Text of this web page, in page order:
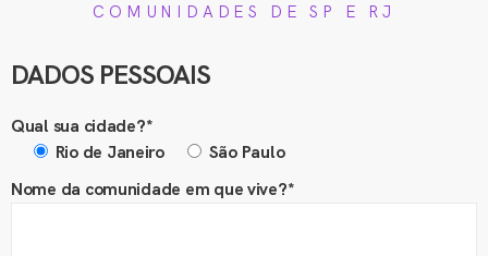
COMUNIDADES DE SP E RJ
DADOS PESSOAIS
Qual sua cidade?*
Rio de Janeiro
São Paulo
Nome da comunidade em que vive?*